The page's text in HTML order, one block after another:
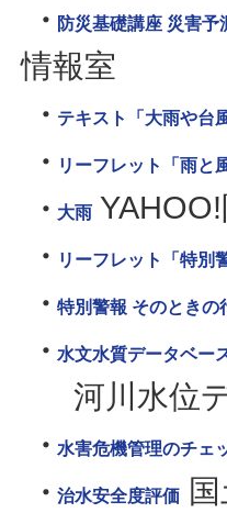
防災基礎講座 災害予
情報室
テキスト「大雨や台
リーフレット「雨と
大雨
リーフレット「特別
特別警報 そのときの
水文水質データベー
河川水位
水害危機管理のチェ
治水安全度評価